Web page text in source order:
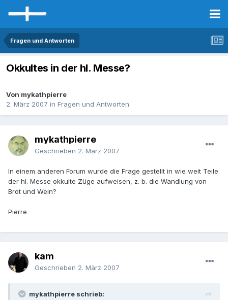
Fragen und Antworten
Okkultes in der hl. Messe?
Von mykathpierre
2. März 2007 in Fragen und Antworten
mykathpierre
Geschrieben 2. März 2007
In einem anderen Forum wurde die Frage gestellt in wie weit Teile
der hl. Messe okkulte Züge aufweisen, z. b. die Wandlung von
Brot und Wein?
Pierre
kam
Geschrieben 2. März 2007
mykathpierre schrieb: